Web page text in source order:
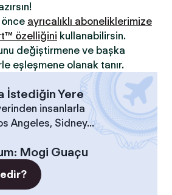
ayrıcalıklı aboneliklerimize
özelliğini kullanabilirsin.
değiştirmene ve başka
eşleşmene olanak tanır.
İstediğin Yere
insanlarla
Angeles, Sidney...
: Mogi Guaçu